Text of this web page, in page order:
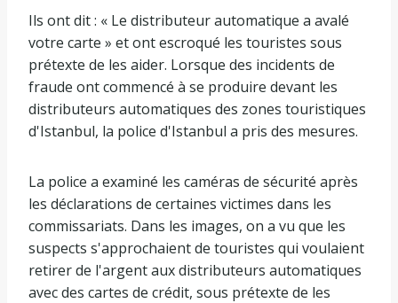
Ils ont dit : « Le distributeur automatique a avalé
votre carte » et ont escroqué les touristes sous
prétexte de les aider. Lorsque des incidents de
fraude ont commencé à se produire devant les
distributeurs automatiques des zones touristiques
d'Istanbul, la police d'Istanbul a pris des mesures.
La police a examiné les caméras de sécurité après
les déclarations de certaines victimes dans les
commissariats. Dans les images, on a vu que les
suspects s'approchaient de touristes qui voulaient
retirer de l'argent aux distributeurs automatiques
avec des cartes de crédit, sous prétexte de les